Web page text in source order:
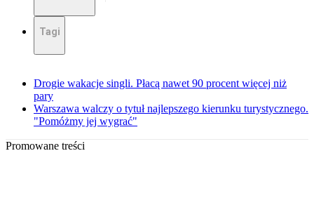
Tagi
Drogie wakacje singli. Płacą nawet 90 procent więcej niż
pary
Warszawa walczy o tytuł najlepszego kierunku turystycznego.
"Pomóżmy jej wygrać"
Promowane treści